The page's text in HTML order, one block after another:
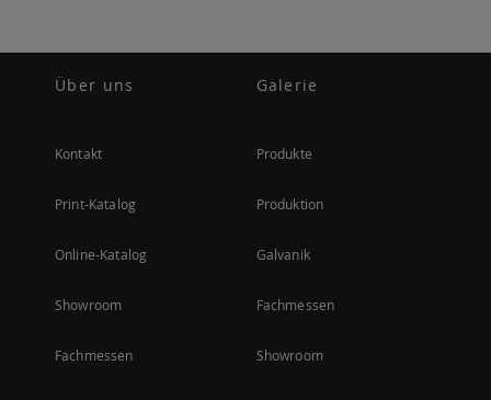
Über uns
Kontakt
Print-Katalog
Online-Katalog
Showroom
Fachmessen
Galerie
Produkte
Produktion
Galvanik
Fachmessen
Showroom